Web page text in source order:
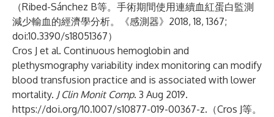
（Ribed-Sánchez B等。手術期間使用連續血紅蛋白監測
減少輸血的經濟學分析。《感測器》2018, 18, 1367;
doi:10.3390/s18051367）
Cros J et al. Continuous hemoglobin and
plethysmography variability index monitoring can modify
blood transfusion practice and is associated with lower
mortality. J Clin Monit Comp. 3 Aug 2019.
https://doi.org/10.1007/s10877-019-00367-z.（Cros J等。